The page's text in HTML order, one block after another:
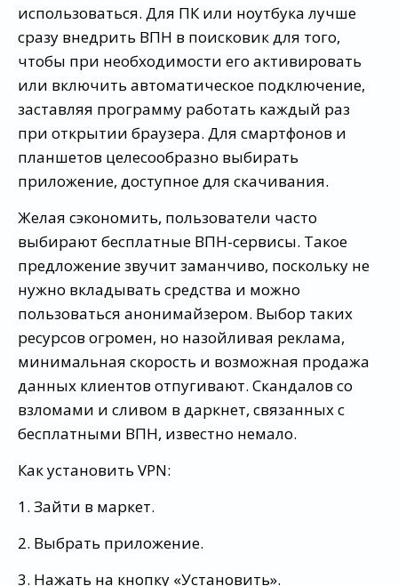
использоваться. Для ПК или ноутбука лучше
сразу внедрить ВПН в поисковик для того,
чтобы при необходимости его активировать
или включить автоматическое подключение,
заставляя программу работать каждый раз
при открытии браузера. Для смартфонов и
планшетов целесообразно выбирать
приложение, доступное для скачивания.
Желая сэкономить, пользователи часто
выбирают бесплатные ВПН-сервисы. Такое
предложение звучит заманчиво, поскольку не
нужно вкладывать средства и можно
пользоваться анонимайзером. Выбор таких
ресурсов огромен, но назойливая реклама,
минимальная скорость и возможная продажа
данных клиентов отпугивают. Скандалов со
взломами и сливом в даркнет, связанных с
бесплатными ВПН, известно немало.
Как установить VPN:
1. Зайти в маркет.
2. Выбрать приложение.
3. Нажать на кнопку «Установить».